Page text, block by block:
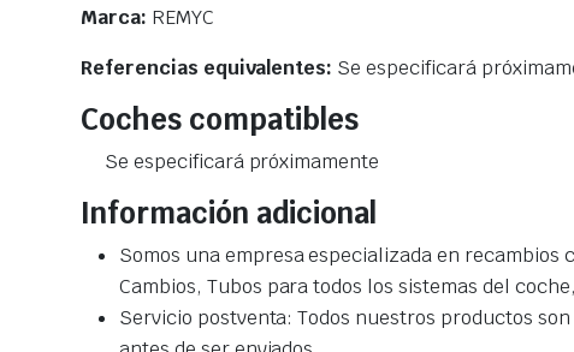
Marca: REMYC
Referencias equivalentes: Se especificará
Coches compatibles
Se especificará próximamente
Información adicional
Somos una empresa especializada en recambios
Cambios, Tubos para todos los sistemas del
Servicio postventa: Todos nuestros productos